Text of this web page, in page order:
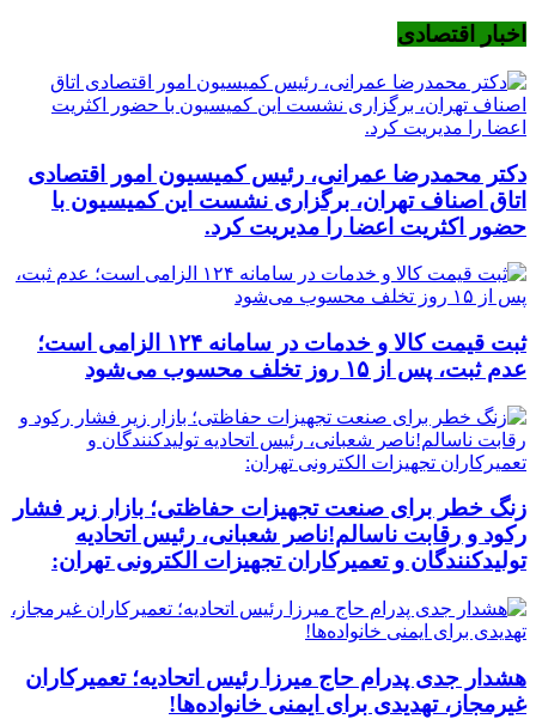
اخبار اقتصادی
دکتر محمدرضا عمرانی، رئیس کمیسیون امور اقتصادی
اتاق اصناف تهران، برگزاری نشست این کمیسیون با
حضور اکثریت اعضا را مدیریت کرد.
ثبت قیمت کالا و خدمات در سامانه ۱۲۴ الزامی است؛
عدم ثبت، پس از ۱۵ روز تخلف محسوب می‌شود
زنگ خطر برای صنعت تجهیزات حفاظتی؛ بازار زیر فشار
رکود و رقابت ناسالم!ناصر شعبانی، رئیس اتحادیه
تولیدکنندگان و تعمیرکاران تجهیزات الکترونی تهران:
هشدار جدی پدرام حاج میرزا رئیس اتحادیه؛ تعمیرکاران
غیرمجاز، تهدیدی برای ایمنی خانواده‌ها!